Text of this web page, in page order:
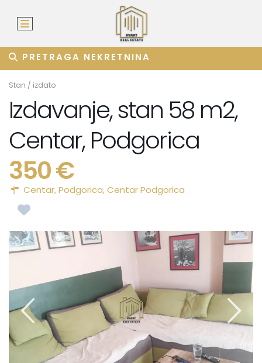
PRETRAGA NEKRETNINA
Stan / izdato
Izdavanje, stan 58 m2,
Centar, Podgorica
350 €
Centar,Podgorica,Centar Podgorica